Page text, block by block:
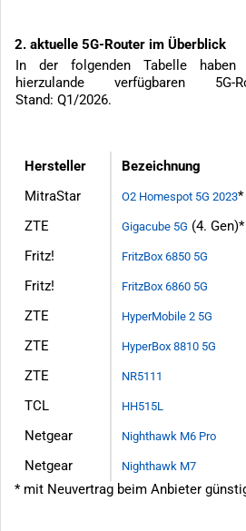
2. aktuelle 5G-Router im Überblick
In der folgenden Tabelle
hierzulande verfügbaren 5G-
Stand: Q1/2026.
Hersteller Bezeichnung
MitraStar
O2 Homespot 5G 2023*
ZTE
Gigacube 5G (4. Gen)*
Fritz!
FritzBox 6850 5G
Fritz!
FritzBox 6860 5G
ZTE
HyperMobile 2 5G
ZTE
HyperBox 8810 5G
ZTE
NR5111
TCL
HH515L
Netgear
Nighthawk M6 Pro
Netgear
Nighthawk M7
* mit Neuvertrag beim Anbieter